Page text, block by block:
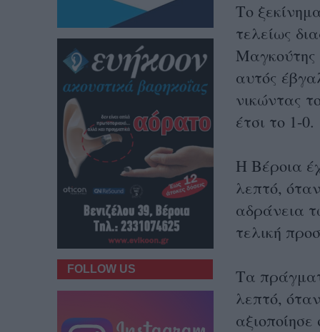
Το
τελείως
αυτός
νικώντας
έτσι το 1-0.
Η Βέροια
λεπτό,
αδράνεια
τελική
Τα
λεπτό,
FOLLOW US